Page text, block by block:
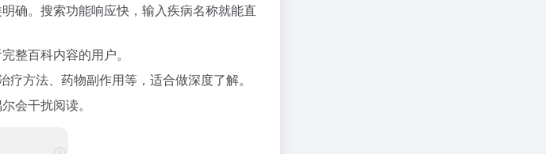
确。搜索功能响应快，输入疾病名称就能直
整百科内容的用户。
疗方法、药物副作用等，适合做深度了解。
会干扰阅读。